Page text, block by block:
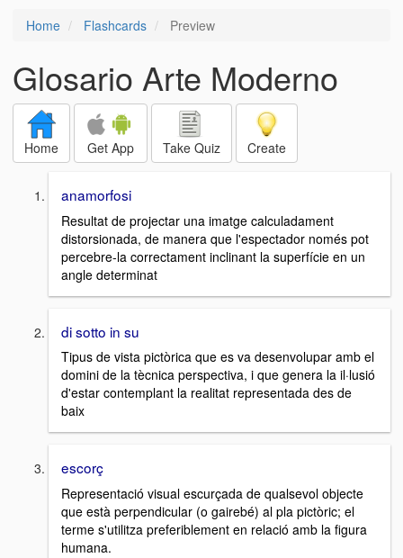
Home Flashcards Preview
Glosario Arte Moderno
Home Get App Take Quiz Create
anamorfosi
Resultat de projectar una imatge calculadament
distorsionada, de manera que l'espectador només pot
percebre-la correctament inclinant la superfície en un
angle determinat
di sotto in su
Tipus de vista pictòrica que es va desenvolupar amb el
domini de la tècnica perspectiva, i que genera la il·lusió
d'estar contemplant la realitat representada des de
baix
escorç
Representació visual escurçada de qualsevol objecte
que està perpendicular (o gairebé) al pla pictòric; el
terme s'utilitza preferiblement en relació amb la figura
humana.